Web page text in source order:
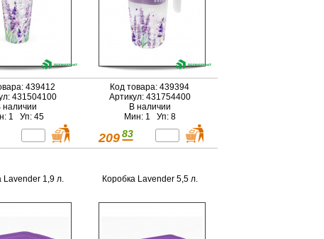
439412
431504100
наличии
1 Уп: 45
Код товара: 439394
Артикул: 431754400
В наличии
Мин: 1 Уп: 8
209 83
Lavender 1,9 л. Коробка Lavender 5,5 л.